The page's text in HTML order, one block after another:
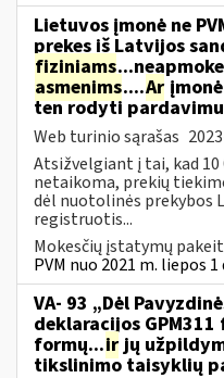
Lietuvos įmonė ne
prekes iš Latvijos
fiziniams
asmenims....Ar
ten rodyti
Web turinio sąrašas
Atsižvelgiant į tai, kad 10
netaikoma, prekių
dėl nuotolinės prekybos
registruotis...
Mokesčių įstatymų
PVM nuo 2021 m. liepos 1
VA- 93 „Dėl
deklaracijos
formų...irjų
tikslinimo taisyklių